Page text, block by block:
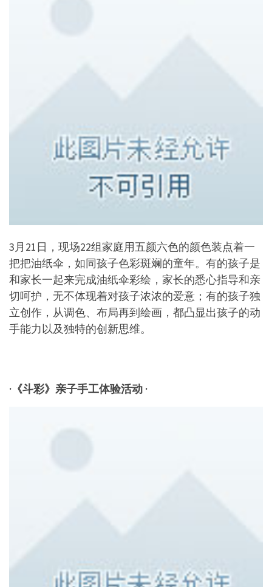
3月21日，现场22组家庭用五颜六色的颜色装点着一
把把油纸伞，如同孩子色彩斑斓的童年。有的孩子是
和家长一起来完成油纸伞彩绘，家长的悉心指导和亲
切呵护，无不体现着对孩子浓浓的爱意；有的孩子独
立创作，从调色、布局再到绘画，都凸显出孩子的动
手能力以及独特的创新思维。
·《斗彩》亲子手工体验活动 ·